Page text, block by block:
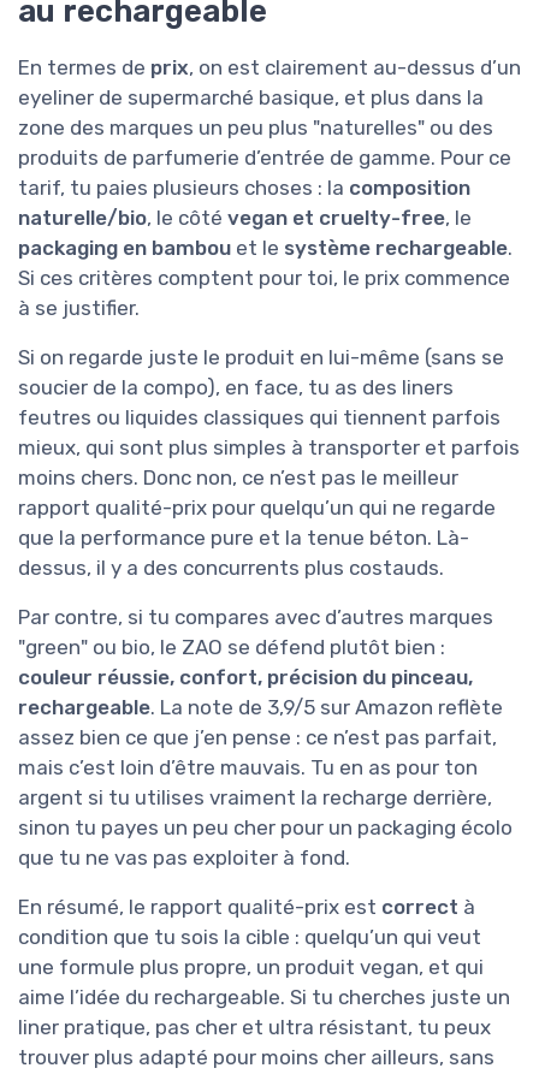
au rechargeable
En termes de prix, on est clairement au-dessus d’un
eyeliner de supermarché basique, et plus dans la
zone des marques un peu plus "naturelles" ou des
produits de parfumerie d’entrée de gamme. Pour ce
tarif, tu paies plusieurs choses : la composition
naturelle/bio, le côté vegan et cruelty-free, le
packaging en bambou et le système rechargeable.
Si ces critères comptent pour toi, le prix commence
à se justifier.
Si on regarde juste le produit en lui-même (sans se
soucier de la compo), en face, tu as des liners
feutres ou liquides classiques qui tiennent parfois
mieux, qui sont plus simples à transporter et parfois
moins chers. Donc non, ce n’est pas le meilleur
rapport qualité-prix pour quelqu’un qui ne regarde
que la performance pure et la tenue béton. Là-
dessus, il y a des concurrents plus costauds.
Par contre, si tu compares avec d’autres marques
"green" ou bio, le ZAO se défend plutôt bien :
couleur réussie, confort, précision du pinceau,
rechargeable. La note de 3,9/5 sur Amazon reflète
assez bien ce que j’en pense : ce n’est pas parfait,
mais c’est loin d’être mauvais. Tu en as pour ton
argent si tu utilises vraiment la recharge derrière,
sinon tu payes un peu cher pour un packaging écolo
que tu ne vas pas exploiter à fond.
En résumé, le rapport qualité-prix est correct à
condition que tu sois la cible : quelqu’un qui veut
une formule plus propre, un produit vegan, et qui
aime l’idée du rechargeable. Si tu cherches juste un
liner pratique, pas cher et ultra résistant, tu peux
trouver plus adapté pour moins cher ailleurs, sans